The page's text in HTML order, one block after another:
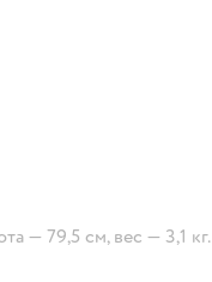
— 79,5 см, вес — 3,1 кг.